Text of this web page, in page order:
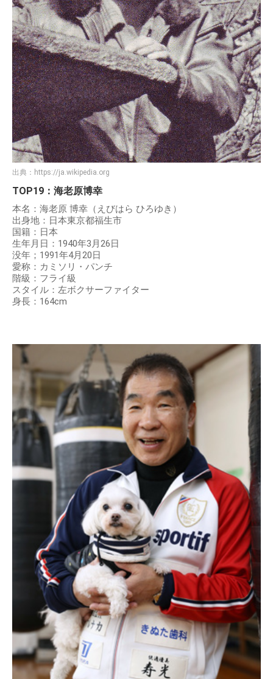
出典： https://ja.wikipedia.org
TOP19：海老原博幸
本名：海老原 博幸（えびはら ひろゆき）
出身地：日本東京都福生市
国籍：日本
生年月日：1940年3月26日
没年；1991年4月20日
愛称：カミソリ・パンチ
階級：フライ級
スタイル：左ボクサーファイター
身長：164cm